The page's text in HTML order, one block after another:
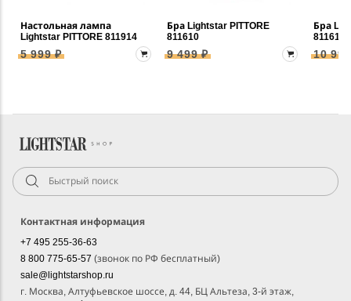
Настольная лампа
Lightstar PITTORE 811914
5 999 ₽
Бра Lightstar PITTORE
811610
9 499 ₽
Бра
811612
10
Контактная информация
+7 495 255-36-63
8 800 775-65-57 (звонок по РФ бесплатный)
sale@lightstarshop.ru
г. Москва, Алтуфьевское шоссе, д. 44, БЦ Альтеза, 3-й этаж,